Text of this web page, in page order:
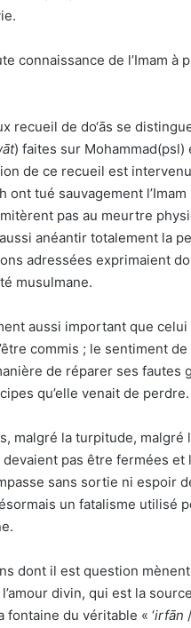
connaissance de l’Imam
recueil de do‘ās se
) faites sur
de ce recueil est
ont tué sauvagement
pas au meurtre
anéantir totalement la
adressées exprimaient
musulmane.
aussi important que
commis ; le sentiment
de réparer ses
qu’elle venait de perdre.
malgré la turpitude, malgré
devaient pas être fermées
sans sortie ni espoir
un fatalisme utilisé
dont il est question
l’amour divin, qui est la
fontaine du véritable « ‘irfān